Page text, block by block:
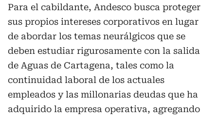
Para el cabildante, Andesco busca proteger
sus propios intereses corporativos en lugar
de abordar los temas neurálgicos que se
deben estudiar rigurosamente con la salida
de Aguas de Cartagena, tales como la
continuidad laboral de los actuales
empleados y las millonarias deudas que ha
adquirido la empresa operativa, agregando